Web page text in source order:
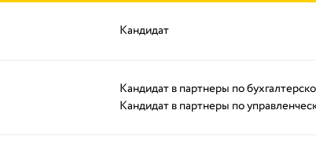
Кандидат
Кандидат в партнеры по
Кандидат в партнеры по